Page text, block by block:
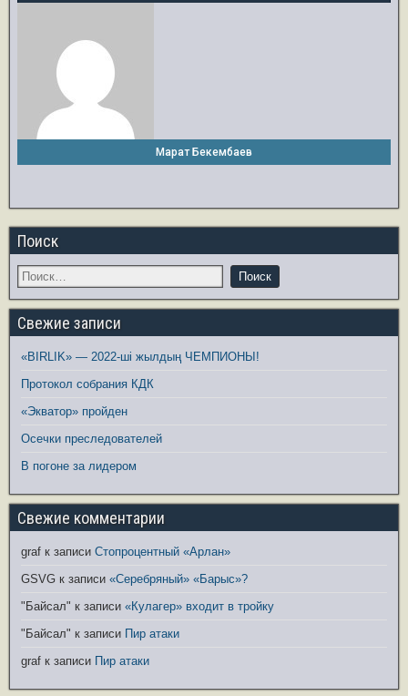
Марат Бекембаев
Поиск
Свежие записи
«BIRLIK» — 2022-ші жылдың ЧЕМПИОНЫ!
Протокол собрания КДК
«Экватор» пройден
Осечки преследователей
В погоне за лидером
Свежие комментарии
graf к записи Стопроцентный «Арлан»
GSVG к записи «Серебряный» «Барыс»?
"Байсал" к записи «Кулагер» входит в тройку
"Байсал" к записи Пир атаки
graf к записи Пир атаки